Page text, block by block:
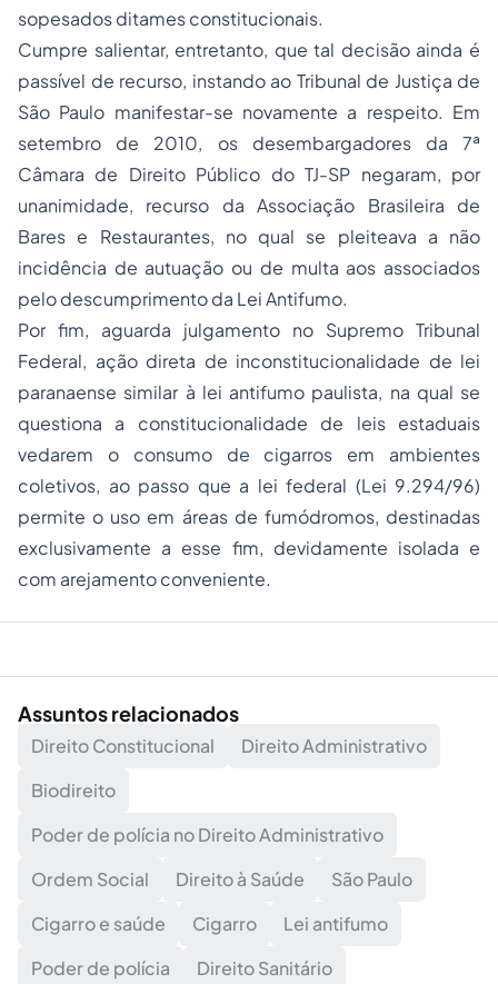
sopesados ditames constitucionais.
Cumpre salientar, entretanto, que tal decisão ainda é
passível de recurso, instando ao Tribunal de Justiça de
São Paulo manifestar-se novamente a respeito. Em
setembro de 2010, os desembargadores da 7ª
Câmara de Direito Público do TJ-SP negaram, por
unanimidade, recurso da Associação Brasileira de
Bares e Restaurantes, no qual se pleiteava a não
incidência de autuação ou de multa aos associados
pelo descumprimento da Lei Antifumo.
Por fim, aguarda julgamento no Supremo Tribunal
Federal, ação direta de inconstitucionalidade de lei
paranaense similar à lei antifumo paulista, na qual se
questiona a constitucionalidade de leis estaduais
vedarem o consumo de cigarros em ambientes
coletivos, ao passo que a lei federal (Lei 9.294/96)
permite o uso em áreas de fumódromos, destinadas
exclusivamente a esse fim, devidamente isolada e
com arejamento conveniente.
Assuntos relacionados
Direito Constitucional
Direito Administrativo
Biodireito
Poder de polícia no Direito Administrativo
Ordem Social
Direito à Saúde
São Paulo
Cigarro e saúde
Cigarro
Lei antifumo
Poder de polícia
Direito Sanitário